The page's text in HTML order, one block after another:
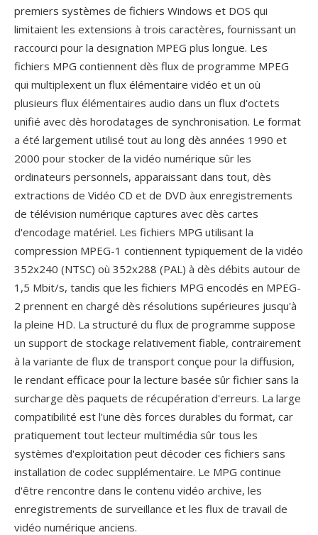
premiers systèmes de fichiers Windows et DOS qui
limitaient les extensions à trois caractères, fournissant un
raccourci pour la designation MPEG plus longue. Les
fichiers MPG contiennent dès flux de programme MPEG
qui multiplexent un flux élémentaire vidéo et un où
plusieurs flux élémentaires audio dans un flux d'octets
unifié avec dès horodatages de synchronisation. Le format
a été largement utilisé tout au long dès années 1990 et
2000 pour stocker de la vidéo numérique sûr les
ordinateurs personnels, apparaissant dans tout, dès
extractions de Vidéo CD et de DVD àux enregistrements
de télévision numérique captures avec dès cartes
d'encodage matériel. Les fichiers MPG utilisant la
compression MPEG-1 contiennent typiquement de la vidéo
352x240 (NTSC) où 352x288 (PAL) à dès débits autour de
1,5 Mbit/s, tandis que les fichiers MPG encodés en MPEG-
2 prennent en chargé dès résolutions supérieures jusqu'à
la pleine HD. La structuré du flux de programme suppose
un support de stockage relativement fiable, contrairement
à la variante de flux de transport conçue pour la diffusion,
le rendant efficace pour la lecture basée sûr fichier sans la
surcharge dès paquets de récupération d'erreurs. La large
compatibilité est l'une dès forces durables du format, car
pratiquement tout lecteur multimédia sûr tous les
systèmes d'exploitation peut décoder ces fichiers sans
installation de codec supplémentaire. Le MPG continue
d'être rencontre dans le contenu vidéo archive, les
enregistrements de surveillance et les flux de travail de
vidéo numérique anciens.